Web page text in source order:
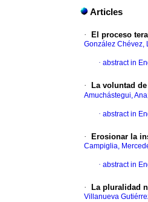
Articles
· El proceso
González Chévez,
· abstract in
· La voluntad
Amuchástegui, Ana
· abstract in
· Erosionar la
Campiglia,
· abstract in
· La pluralidad
Villanueva